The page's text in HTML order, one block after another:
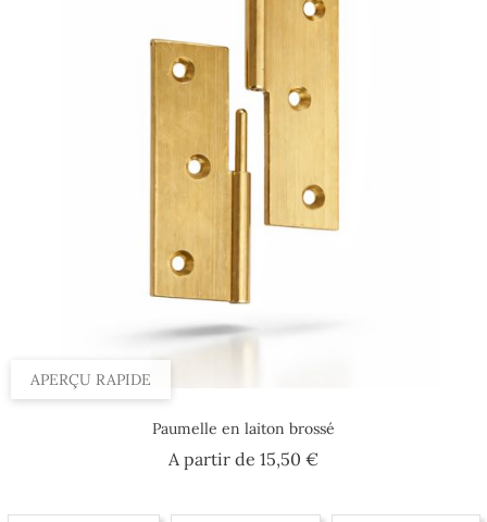
APERÇU RAPIDE
Paumelle en laiton brossé
A partir de 15,50 €Prix